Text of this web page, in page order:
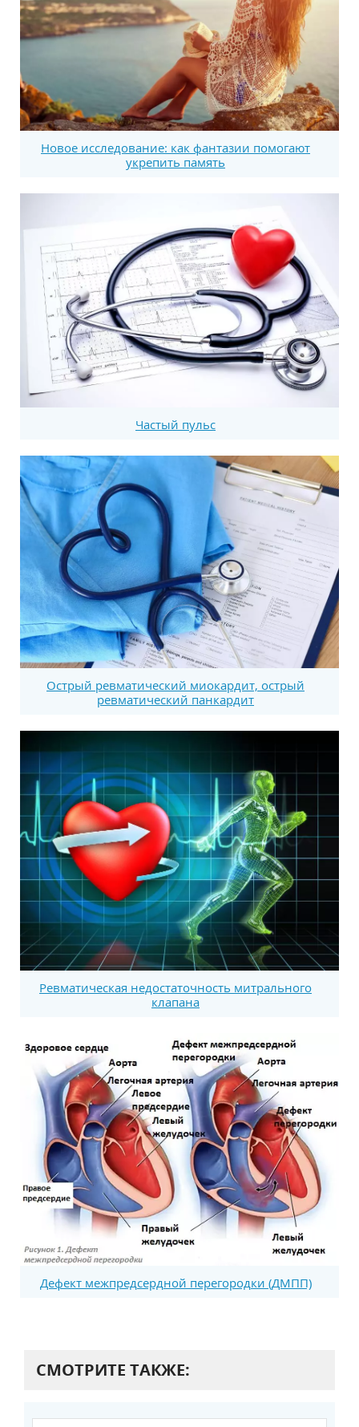
Новое исследование: как фантазии помогают
укрепить память
Частый пульс
Острый ревматический миокардит, острый
ревматический панкардит
Ревматическая недостаточность митрального
клапана
Дефект межпредсердной перегородки (ДМПП)
СМОТРИТЕ ТАКЖЕ: